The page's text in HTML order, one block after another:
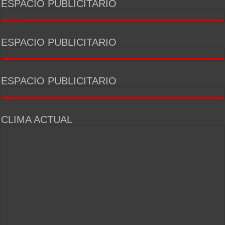
ESPACIO PUBLICITARIO
ESPACIO PUBLICITARIO
ESPACIO PUBLICITARIO
CLIMA ACTUAL